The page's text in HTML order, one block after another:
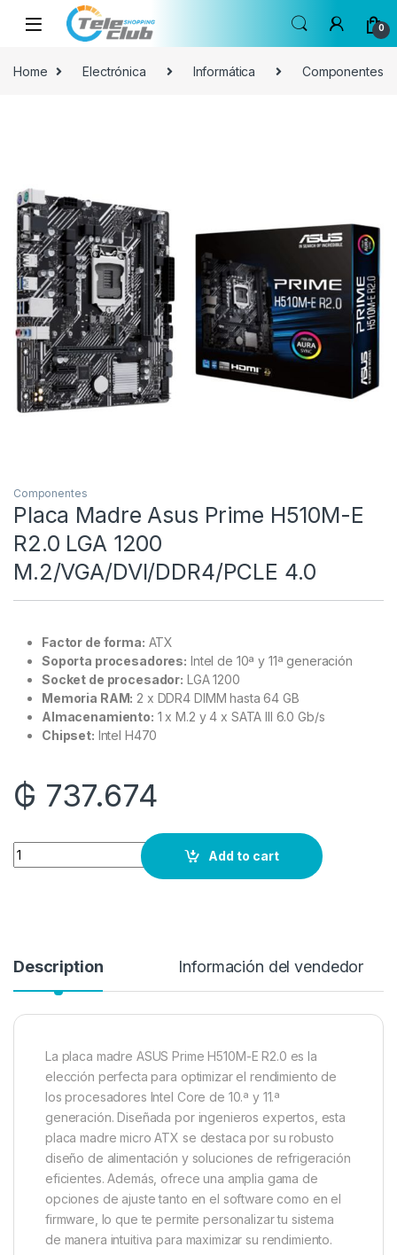
Skip to navigation
Skip to content
0
Home Electrónica Informática Componentes
Componentes
Placa Madre Asus Prime H510M-E
R2.0 LGA 1200
M.2/VGA/DVI/DDR4/PCLE 4.0
Factor de forma: ATX
Soporta procesadores: Intel de 10ª y 11ª generación
Socket de procesador: LGA 1200
Memoria RAM: 2 x DDR4 DIMM hasta 64 GB
Almacenamiento: 1 x‎ M.2 y 4 x SATA III 6.0 Gb/s
Chipset: Intel H470
₲ 737.674
Quantity
Add to cart
Description Información del vendedor
La placa madre ASUS Prime H510M-E R2.0 es la
elección perfecta para optimizar el rendimiento de
los procesadores Intel Core de 10.ª y 11.ª
generación. Diseñada por ingenieros expertos, esta
placa madre micro ATX se destaca por su robusto
diseño de alimentación y soluciones de refrigeración
eficientes. Además, ofrece una amplia gama de
opciones de ajuste tanto en el software como en el
firmware, lo que te permite personalizar tu sistema
de manera intuitiva para maximizar su rendimiento.